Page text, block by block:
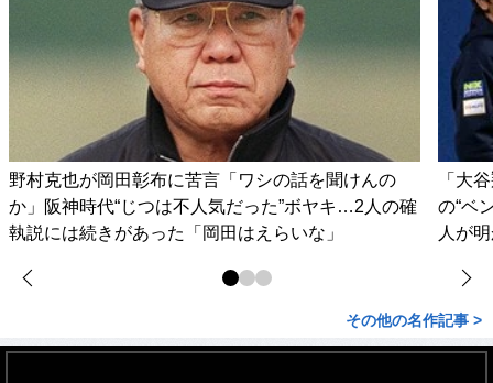
野村克也が岡田彰布に苦言「ワシの話を聞けんの
か」阪神時代“じつは不人気だった”ボヤキ…2人の確
執説には続きがあった「岡田はえらいな」
「大
の“ベ
人が
その他の名作記事 >